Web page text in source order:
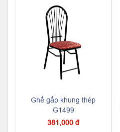
Ghế gấp khung thép
G1499
381,000 đ